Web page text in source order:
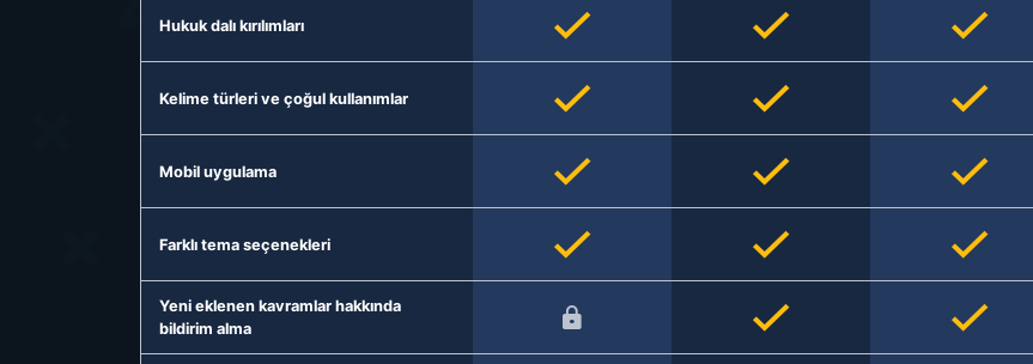
Hukuk dalı kırılımları
Kelime türleri ve çoğul kullanımlar
Mobil uygulama
Farklı tema seçenekleri
Yeni eklenen kavramlar hakkında
bildirim alma